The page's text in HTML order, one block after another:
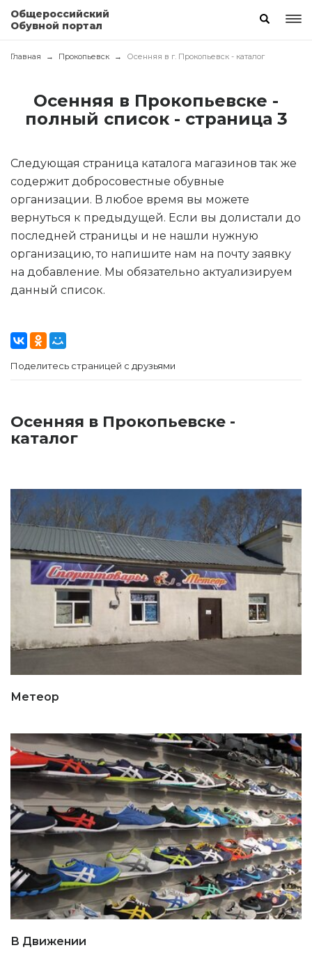
Общероссийский
Обувной портал
Главная Прокопьевск Осенняя в г. Прокопьевск - каталог
Осенняя в Прокопьевске -
полный список - страница 3
Следующая страница каталога магазинов так же
содержит добросовестные обувные
организации. В любое время вы можете
вернуться к предыдущей. Если вы долистали до
последней страницы и не нашли нужную
организацию, то напишите нам на почту заявку
на добавление. Мы обязательно актуализируем
данный список.
Поделитесь страницей с друзьями
Осенняя в Прокопьевске -
каталог
Метеор
В Движении